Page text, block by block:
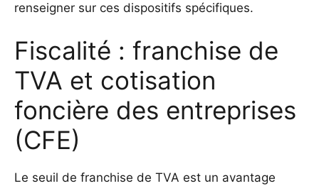
renseigner sur ces dispositifs spécifiques.
Fiscalité : franchise de
TVA et cotisation
foncière des entreprises
(CFE)
Le seuil de franchise de TVA est un avantage